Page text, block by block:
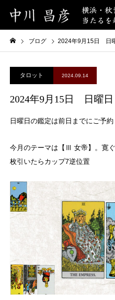
ブログ 2024年9月15日 日
タロット 2024.09.14
2024年9月15日 日曜
日曜日の鑑定は前日までにご予約
今月のテーマは【Ⅲ 女帝】。寛
枚引いたらカップ7逆位置